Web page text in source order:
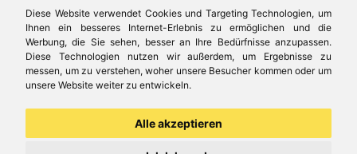
Diese Website verwendet Cookies und Targeting Technologien, um
Ihnen ein besseres Internet-Erlebnis zu ermöglichen und die
Werbung, die Sie sehen, besser an Ihre Bedürfnisse anzupassen.
Diese Technologien nutzen wir außerdem, um Ergebnisse zu
messen, um zu verstehen, woher unsere Besucher kommen oder um
unsere Website weiter zu entwickeln.
Alle akzeptieren
Es gibt uns auch in